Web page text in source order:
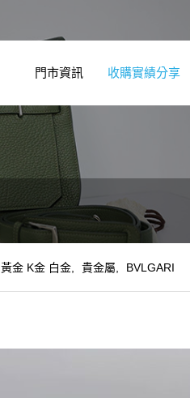
門市資訊 收購實績分享
黃金 K金 白金 貴金屬 BVLGARI